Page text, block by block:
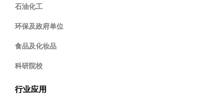
石油化工
环保及政府单位
食品及化妆品
科研院校
行业应用